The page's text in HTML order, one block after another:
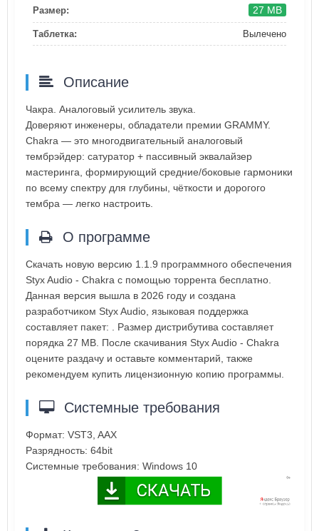
Размер: 27 MB
Таблетка: Вылечено
Описание
Чакра. Аналоговый усилитель звука.
Доверяют инженеры, обладатели премии GRAMMY.
Chakra — это многодвигательный аналоговый
тембрэйдер: сатуратор + пассивный эквалайзер
мастеринга, формирующий средние/боковые гармоники
по всему спектру для глубины, чёткости и дорогого
тембра — легко настроить.
О программе
Скачать новую версию 1.1.9 программного обеспечения
Styx Audio - Chakra с помощью торрента бесплатно.
Данная версия вышла в 2026 году и создана
разработчиком Styx Audio, языковая поддержка
составляет пакет: . Размер дистрибутива составляет
порядка 27 MB. После скачивания Styx Audio - Chakra
оцените раздачу и оставьте комментарий, также
рекомендуем купить лицензионную копию программы.
Системные требования
Формат: VST3, AAX
Разрядность: 64bit
Системные требования: Windows 10